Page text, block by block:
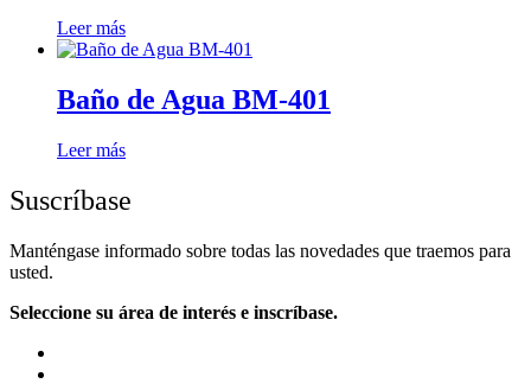
Leer más
Baño de Agua BM-401
Leer más
Suscríbase
Manténgase informado sobre todas las novedades que traemos para
usted.
Seleccione su área de interés e inscríbase.